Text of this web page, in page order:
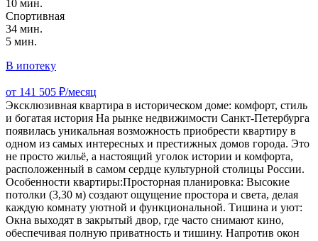
10 мин.
Спортивная
34 мин.
5 мин.
В ипотеку
от 141 505 ₽/месяц
Эксклюзивная квартира в историческом доме: комфорт, стиль
и богатая история На рынке недвижимости Санкт-Петербурга
появилась уникальная возможность приобрести квартиру в
одном из самых интересных и престижных домов города. Это
не просто жильё, а настоящий уголок истории и комфорта,
расположенный в самом сердце культурной столицы России.
Особенности квартиры:Просторная планировка: Высокие
потолки (3,30 м) создают ощущение простора и света, делая
каждую комнату уютной и функциональной. Тишина и уют:
Окна выходят в закрытый двор, где часто снимают кино,
обеспечивая полную приватность и тишину. Напротив окон